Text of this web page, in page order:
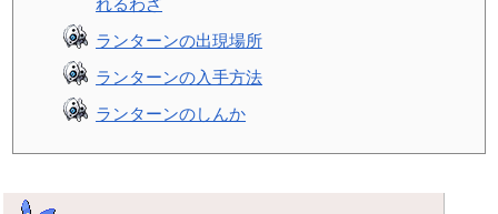
れるわざ
ランターンの出現場所
ランターンの入手方法
ランターンのしんか